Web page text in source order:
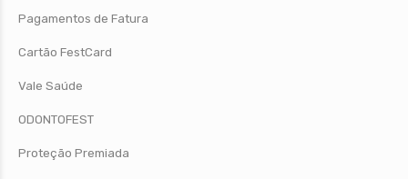
Pagamentos de Fatura
Cartão FestCard
Vale Saúde
ODONTOFEST
Proteção Premiada